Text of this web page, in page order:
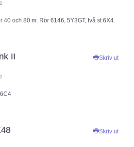
40 och 80 m. Rör 6146, 5Y3GT, två st 6X4.
Skriv ut
II
Skriv ut